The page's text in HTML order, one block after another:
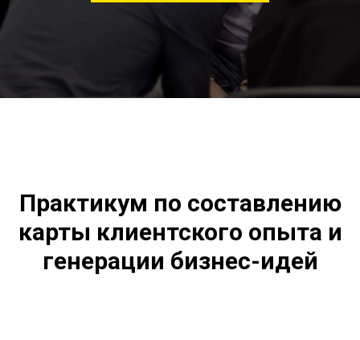
Практикум по составлению
карты клиентского опыта и
генерации бизнес-идей